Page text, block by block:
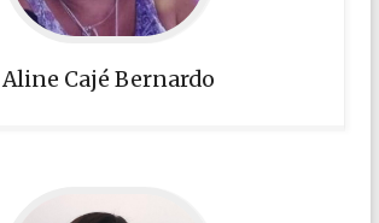
Aline Cajé Bernardo